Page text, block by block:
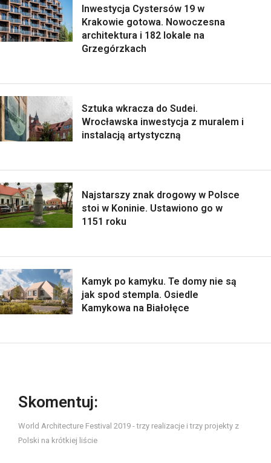
Inwestycja Cystersów 19 w
Krakowie gotowa. Nowoczesna
architektura i 182 lokale na
Grzegórzkach
Sztuka wkracza do Sudei.
Wrocławska inwestycja z muralem i
instalacją artystyczną
Najstarszy znak drogowy w Polsce
stoi w Koninie. Ustawiono go w
1151 roku
Kamyk po kamyku. Te domy nie są
jak spod stempla. Osiedle
Kamykowa na Białołęce
Skomentuj:
World Architecture Festival 2019 - trzy realizacje i trzy projekty z
Polski na krótkiej liście